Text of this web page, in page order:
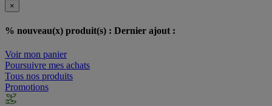
×
% nouveau(x) produit(s) : Dernier ajout :
Voir mon panier
Poursuivre mes achats
Tous nos produits
Promotions